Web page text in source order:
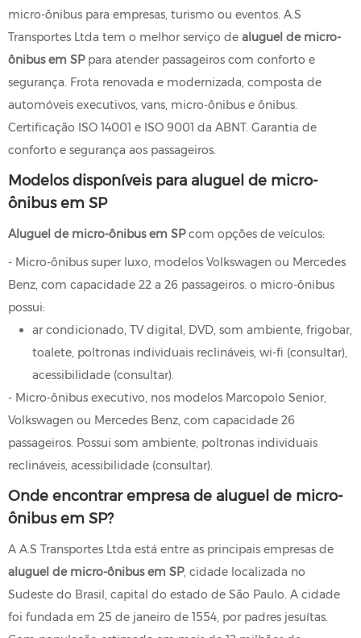
micro-ônibus para empresas, turismo ou eventos. A.S
Transportes Ltda tem o melhor serviço de aluguel de micro-
ônibus em SPpara atender passageiros com conforto e
segurança. Frota renovada e modernizada, composta de
automóveis executivos, vans, micro-ônibus e ônibus.
Certificação ISO 14001 e ISO 9001 da ABNT. Garantia de
conforto e segurança aos passageiros.
Modelos disponíveis para aluguel de micro-
ônibus em SP
Aluguel de micro-ônibus em SPcom opções de veículos:
- Micro-ônibus super luxo, modelos Volkswagen ou Mercedes
Benz, com capacidade 22 a 26 passageiros. o micro-ônibus
possui:
ar condicionado, TV digital, DVD, som ambiente, frigobar,
toalete, poltronas individuais reclináveis, wi-fi (consultar),
acessibilidade (consultar).
- Micro-ônibus executivo, nos modelos Marcopolo Senior,
Volkswagen ou Mercedes Benz, com capacidade 26
passageiros. Possui som ambiente, poltronas individuais
reclináveis, acessibilidade (consultar).
Onde encontrar empresa de aluguel de micro-
ônibus em SP?
A A.S Transportes Ltda está entre as principais empresas de
aluguel de micro-ônibus em SP, cidade localizada no
Sudeste do Brasil, capital do estado de São Paulo. A cidade
foi fundada em 25 de janeiro de 1554, por padres jesuítas.